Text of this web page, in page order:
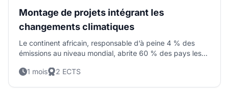
Montage de projets intégrant les
changements climatiques
Le continent africain, responsable d’à peine 4 % des
émissions au niveau mondial, abrite 60 % des pays les
niveau pays, les Gouvernements, les Municipalités,
1 mois 2 ECTS